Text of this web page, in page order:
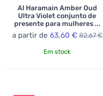
Al Haramain Amber Oud
Ultra Violet conjunto de
presente para mulheres ...
a partir de 63,60 € 82,67 €
Em stock